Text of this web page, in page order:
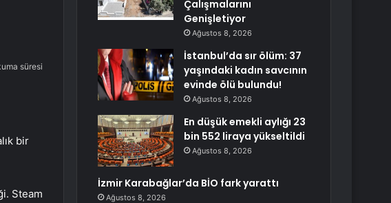
süresi
bir
Steam
Çalışmalarını
Genişletiyor
Ağustos 8, 2026
İstanbul’da sır ölüm: 37
yaşındaki kadın savcının
evinde ölü bulundu!
Ağustos 8, 2026
En düşük emekli aylığı 23
bin 552 liraya yükseltildi
Ağustos 8, 2026
İzmir Karabağlar’da BİO fark yarattı
Ağustos 8, 2026